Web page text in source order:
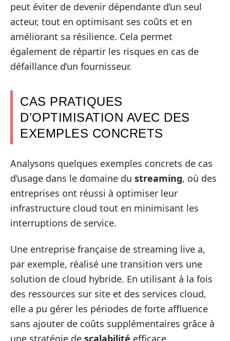
peut éviter de devenir dépendante d’un seul
acteur, tout en optimisant ses coûts et en
améliorant sa résilience. Cela permet
également de répartir les risques en cas de
défaillance d’un fournisseur.
CAS PRATIQUES
D’OPTIMISATION AVEC DES
EXEMPLES CONCRETS
Analysons quelques exemples concrets de cas
d’usage dans le domaine du streaming, où des
entreprises ont réussi à optimiser leur
infrastructure cloud tout en minimisant les
interruptions de service.
Une entreprise française de streaming live a,
par exemple, réalisé une transition vers une
solution de cloud hybride. En utilisant à la fois
des ressources sur site et des services cloud,
elle a pu gérer les périodes de forte affluence
sans ajouter de coûts supplémentaires grâce à
une stratégie de scalabilité efficace.